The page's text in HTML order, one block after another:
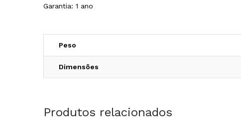
Garantia: 1 ano
Peso
Dimensões
Produtos relacionados